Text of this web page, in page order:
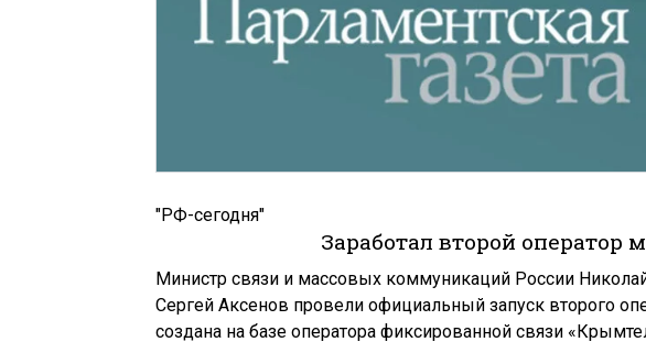
"РФ-сегодня"
Заработал второй оператор
Министр связи и массовых коммуникаций России
Сергей Аксенов провели официальный запуск второго
создана на базе оператора фиксированной связи